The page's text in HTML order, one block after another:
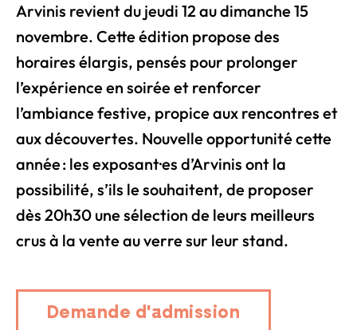
Arvinis revient du jeudi 12 au dimanche 15
novembre. Cette édition propose des
horaires élargis, pensés pour prolonger
l’expérience en soirée et renforcer
l’ambiance festive, propice aux rencontres et
aux découvertes. Nouvelle opportunité cette
année : les exposant·es d’Arvinis ont la
possibilité, s’ils le souhaitent, de proposer
dès 20h30 une sélection de leurs meilleurs
crus à la vente au verre sur leur stand.
Demande d'admission